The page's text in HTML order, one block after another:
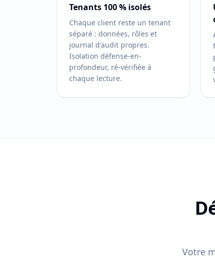
Tenants 100 % isolés
Chaque client reste un tenant
séparé : données, rôles et
journal d'audit propres.
Isolation défense-en-
profondeur, ré-vérifiée à
chaque lecture.
Votre